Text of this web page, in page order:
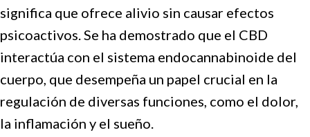
significa que ofrece alivio sin causar efectos
psicoactivos. Se ha demostrado que el CBD
interactúa con el sistema endocannabinoide del
cuerpo, que desempeña un papel crucial en la
regulación de diversas funciones, como el dolor,
la inflamación y el sueño.